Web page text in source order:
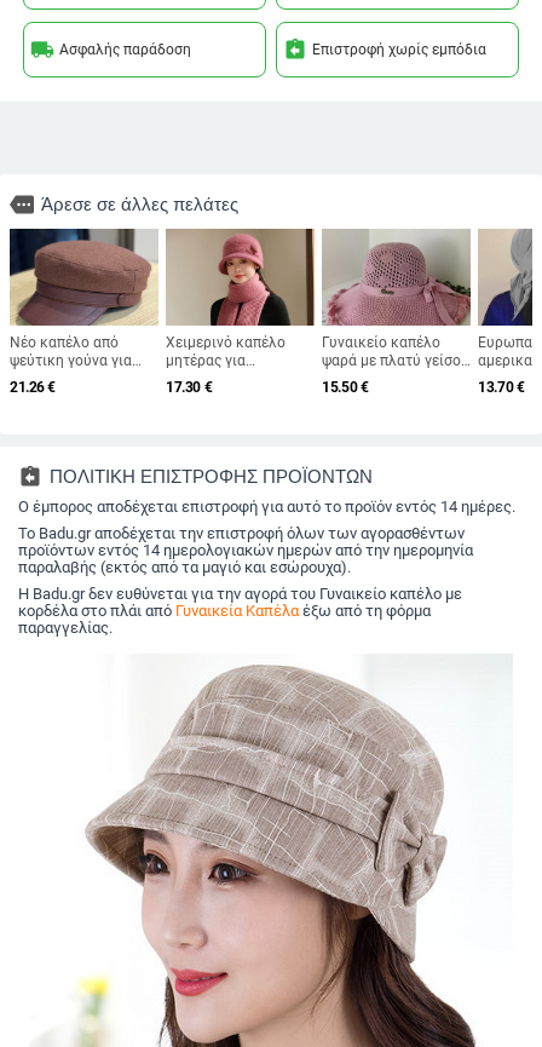
local_shipping Ασφαλής παράδοση assignment_return Επιστροφή χωρίς εμπόδια
more Άρεσε σε άλλες πελάτες
Νέο καπέλο από
ψεύτικη γούνα για
γυναίκες,
φθινοπωρινό και
καπέλο με επίπεδη
κορυφή για
λογοτεχνικά ταξίδια
21.26€
Χειμερινό καπέλο
μητέρας για
μεσήλικες και
ηλικιωμένες
ζεστό, μάλλινο
καπέλο και βελούδινο
καπέλο νιπτήρα
17.30 €
Γυναικείο καπέλο
ψαρά με πλατύ γείσο,
καπέλο ηλίου, πλεκτό
καπέλο ηλίου, καπέλο
15.50€ 13.70€
assignment_return ΠΟΛΙΤΙΚΗ ΕΠΙΣΤΡΟΦΗΣ ΠΡΟΪΟΝΤΩΝ
Ο έμπορος αποδέχεται επιστροφή για αυτό το προϊόν εντός 14 ημέρες.
Το Badu.gr αποδέχεται την επιστροφή όλων των αγορασθέντων
προϊόντων εντός 14 ημερολογιακών ημερών από την ημερομηνία
παραλαβής (εκτός από τα μαγιό και εσώρουχα).
Η Badu.gr δεν ευθύνεται για την αγορά του Γυναικείο καπέλο με
κορδέλα στο πλάι από Γυναικεία Καπέλαέξω από τη φόρμα
παραγγελίας.